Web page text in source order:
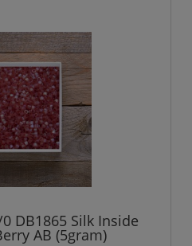
DB1865 Silk Inside
AB (5gram)